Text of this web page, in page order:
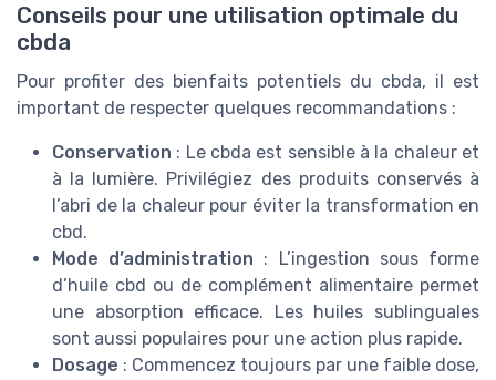
Conseils pour une utilisation optimale du
cbda
Pour profiter des bienfaits potentiels du cbda, il est
important de respecter quelques recommandations :
Conservation : Le cbda est sensible à la chaleur et
à la lumière. Privilégiez des produits conservés à
l’abri de la chaleur pour éviter la transformation en
cbd.
Mode d’administration : L’ingestion sous forme
d’huile cbd ou de complément alimentaire permet
une absorption efficace. Les huiles sublinguales
sont aussi populaires pour une action plus rapide.
Dosage : Commencez toujours par une faible dose,